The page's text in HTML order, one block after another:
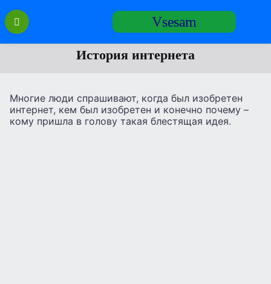
Перейти
Vsesam
История интернета
Многие люди спрашивают, когда был изобретен
интернет, кем был изобретен и конечно почему –
кому пришла в голову такая блестящая идея.